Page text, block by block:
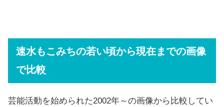
速水もこみちの若い頃から現在までの画像
で比較
芸能活動を始められた2002年～の画像から比較してい